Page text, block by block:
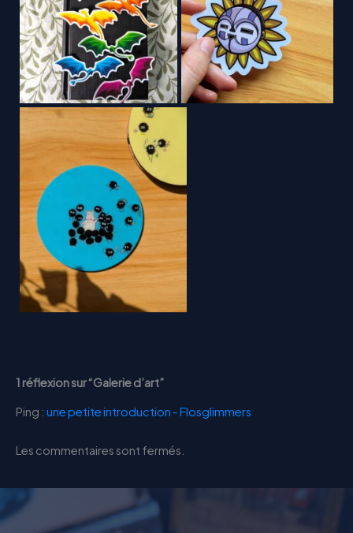
1 réflexion sur “Galerie d’art”
Ping : une petite introduction - Flosglimmers
Les commentaires sont fermés.